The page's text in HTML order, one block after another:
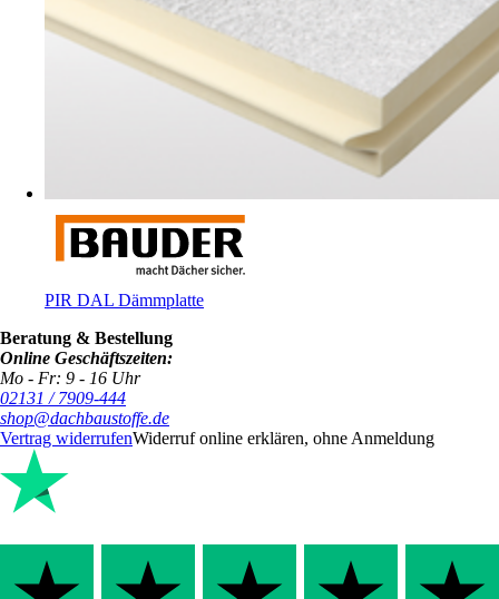
PIR DAL Dämmplatte
Beratung & Bestellung
Online Geschäftszeiten:
Mo - Fr: 9 - 16 Uhr
02131 / 7909-444
shop@dachbaustoffe.de
Vertrag widerrufenWiderruf online erklären, ohne Anmeldung